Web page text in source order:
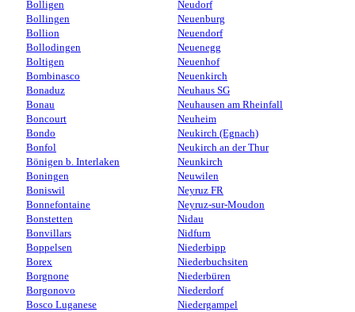
Bolligen
Bollingen
Bollion
Bollodingen
Boltigen
Bombinasco
Bonaduz
Bonau
Boncourt
Bondo
Bonfol
Bönigen b. Interlaken
Boningen
Boniswil
Bonnefontaine
Bonstetten
Bonvillars
Boppelsen
Borex
Borgnone
Borgonovo
Bosco Luganese
Neudorf
Neuenburg
Neuendorf
Neuenegg
Neuenhof
Neuenkirch
Neuhaus SG
Neuhausen am Rheinfall
Neuheim
Neukirch (Egnach)
Neukirch an der Thur
Neunkirch
Neuwilen
Neyruz FR
Neyruz-sur-Moudon
Nidau
Nidfurn
Niederbipp
Niederbuchsiten
Niederbüren
Niederdorf
Niedergampel